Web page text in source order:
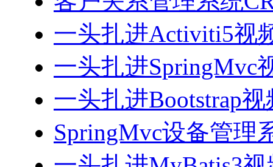
一头扎进Activiti5视
一头扎进SpringMvc
一头扎进Bootstrap
SpringMvc设备管理